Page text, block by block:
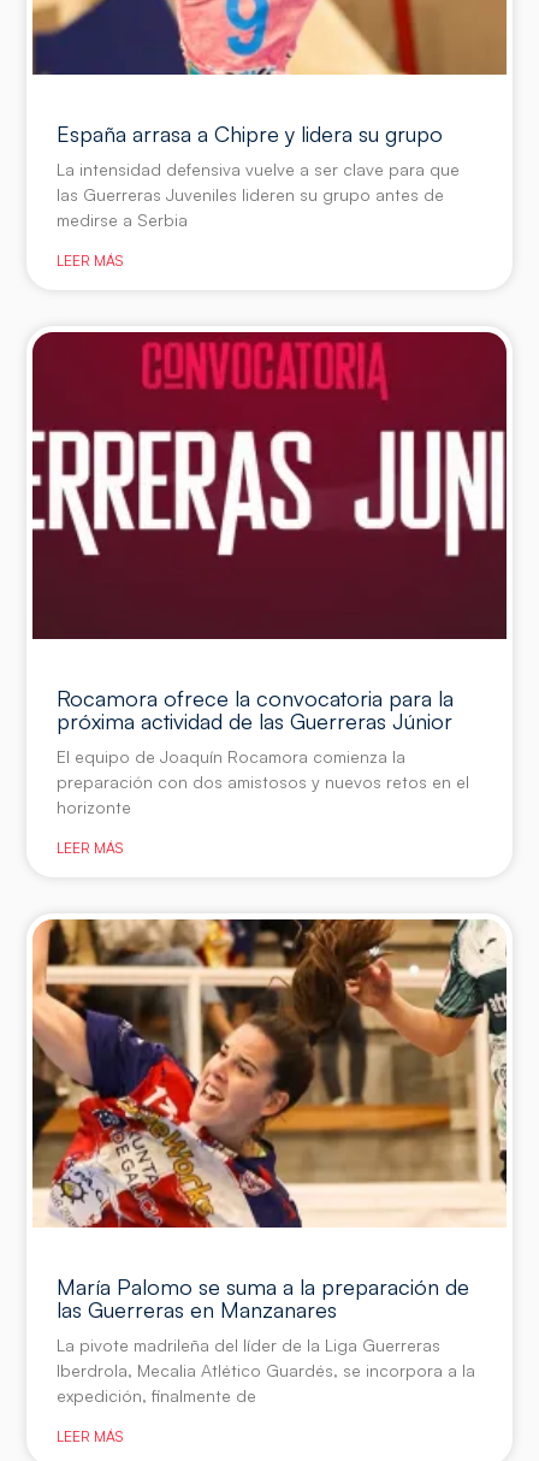
España arrasa a Chipre y lidera su grupo
La intensidad defensiva vuelve a ser clave para que
las Guerreras Juveniles lideren su grupo antes de
medirse a Serbia
LEER MÁS
Rocamora ofrece la convocatoria para la
próxima actividad de las Guerreras Júnior
El equipo de Joaquín Rocamora comienza la
preparación con dos amistosos y nuevos retos en el
horizonte
LEER MÁS
María Palomo se suma a la preparación de
las Guerreras en Manzanares
La pivote madrileña del líder de la Liga Guerreras
Iberdrola, Mecalia Atlético Guardés, se incorpora a la
expedición, finalmente de
LEER MÁS